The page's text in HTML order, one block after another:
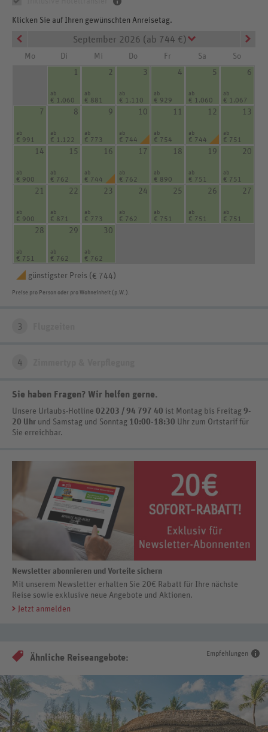
Klicken Sie auf Ihren gewünschten Anreisetag.
September 2026 (ab 744 €)
Mo Di Mi Do Fr Sa
So
1
ab
€ 1.060
2
ab
€ 881
3
ab
€ 1.110
4
ab
€ 929
5
ab
€ 1.060
6
ab
€ 1.067
7
ab
€ 991
8
ab
€ 1.122
9
ab
€ 773
10
ab
€ 744
11
ab
€ 754
12
ab
€ 744
13
ab
€ 751
14
ab
€ 900
15
ab
€ 762
16
ab
€ 744
17
ab
€ 762
18
ab
€ 890
19
ab
€ 751
20
ab
€ 751
21
ab
€ 900
22
ab
€ 871
23
ab
€ 773
24
ab
€ 762
25
ab
€ 751
26
ab
€ 751
27
ab
€ 751
28
ab
€ 751
29
ab
€ 762
30
ab
€ 762
günstigster Preis (€ 744)
Preise pro Person oder pro Wohneinheit (p.W.).
3
4
Sie haben Fragen? Wir helfen gerne.
Unsere Urlaubs-Hotline 02203 / 94 797 40 ist Montag bis Freitag 9-
20 Uhr und Samstag und Sonntag 10:00-18:30 Uhr zum Ortstarif für
Sie erreichbar.
Newsletter abonnieren und Vorteile sichern
Mit unserem Newsletter erhalten Sie 20€ Rabatt für Ihre nächste
Reise sowie exklusive neue Angebote und Aktionen.
Jetzt anmelden
Empfehlungen
Ähnliche Reiseangebote: